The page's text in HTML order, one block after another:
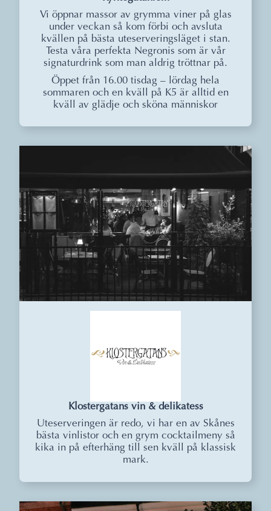
Vi öppnar massor av grymma viner på glas
under veckan så kom förbi och avsluta
kvällen på bästa uteserveringsläget i stan.
Testa våra perfekta Negronis som är vår
signaturdrink som man aldrig tröttnar på.
Öppet från 16.00 tisdag – lördag hela
sommaren och en kväll på K5 är alltid en
kväll av glädje och sköna människor
Klostergatans vin & delikatess
Uteserveringen är redo, vi har en av Skånes
bästa vinlistor och en grym cocktailmeny så
kika in på efterhäng till sen kväll på klassisk
mark.